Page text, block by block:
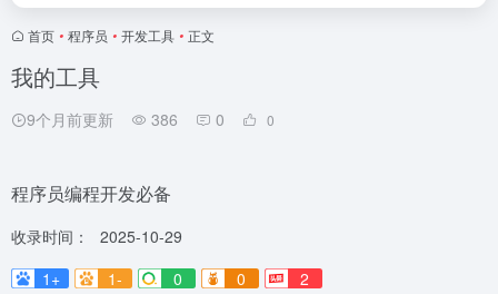
首页 • 程序员 • 开发工具 • 正文
我的工具
9个月前更新 386 0 0
程序员编程开发必备
收录时间：
2025-10-29
1+
1- 0 0 2